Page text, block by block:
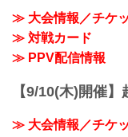
≫ 大会情報／チケ
≫ 対戦カード
≫ PPV配信情報
【9/10(木)開催
≫ 大会情報／チケ